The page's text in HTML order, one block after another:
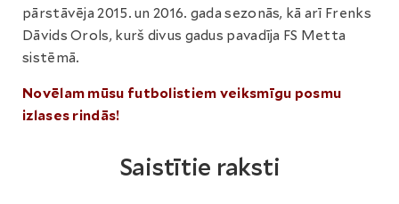
pārstāvēja 2015. un 2016. gada sezonās, kā arī Frenks
Dāvids Orols, kurš divus gadus pavadīja FS Metta
sistēmā.
Novēlam mūsu futbolistiem veiksmīgu posmu
izlases rindās!
Saistītie raksti